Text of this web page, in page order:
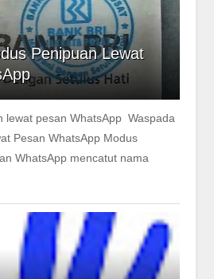
Penipuan Lewat
lewat pesan WhatsApp Waspada
Pesan WhatsApp Modus
WhatsApp mencatut nama